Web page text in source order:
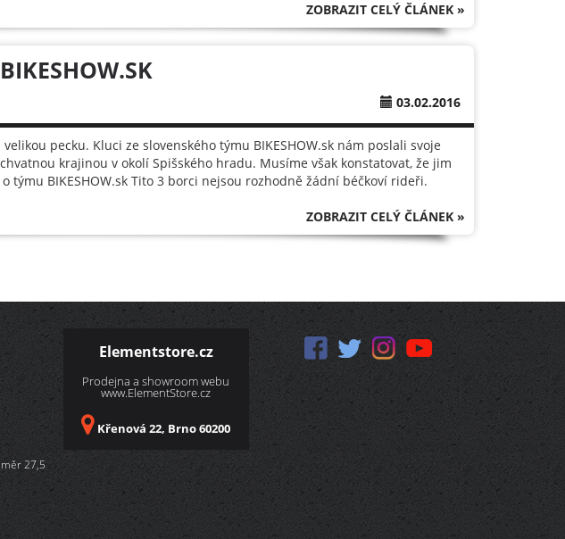
ZOBRAZIT CELÝ ČLÁNEK »
03.02.2016
pecku. Kluci ze slovenského týmu BIKESHOW.sk nám poslali svoje
krajinou v okolí Spišského hradu. Musíme však konstatovat, že jim
týmu BIKESHOW.sk Tito 3 borci nejsou rozhodně žádní béčkoví rideři.
ZOBRAZIT CELÝ ČLÁNEK »
27,5
Elementstore.cz
Prodejna a showroom webu
www.ElementStore.cz
Křenová 22, Brno 60200